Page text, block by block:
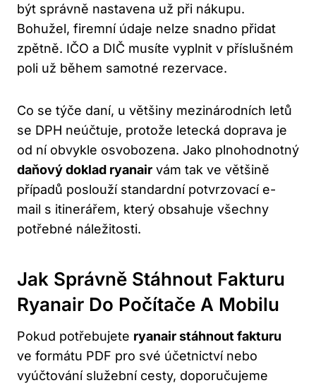
být správně nastavena už při nákupu.
Bohužel, firemní údaje nelze snadno přidat
zpětně. IČO a DIČ musíte vyplnit v příslušném
poli už během samotné rezervace.
Co se týče daní, u většiny mezinárodních letů
se DPH neúčtuje, protože letecká doprava je
od ní obvykle osvobozena. Jako plnohodnotný
daňový doklad ryanair vám tak ve většině
případů poslouží standardní potvrzovací e-
mail s itinerářem, který obsahuje všechny
potřebné náležitosti.
Jak Správně Stáhnout Fakturu
Ryanair Do Počítače A Mobilu
Pokud potřebujete ryanair stáhnout fakturu
ve formátu PDF pro své účetnictví nebo
vyúčtování služební cesty, doporučujeme